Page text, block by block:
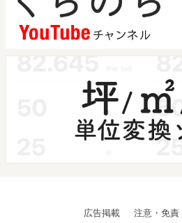
広告掲載 注意・免責